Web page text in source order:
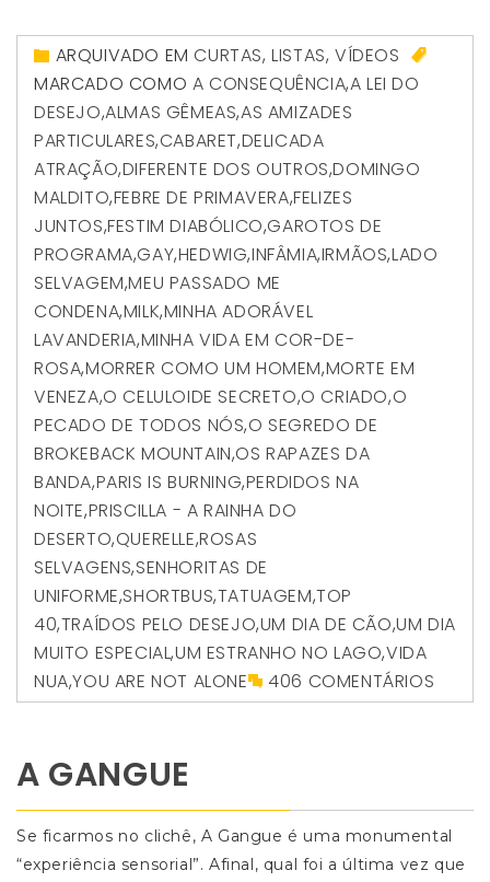
ARQUIVADO EMCURTAS,LISTAS,VÍDEOS
MARCADO COMO A CONSEQUÊNCIA,A LEI DO
DESEJO,ALMAS GÊMEAS,AS AMIZADES
PARTICULARES,CABARET,DELICADA
ATRAÇÃO,DIFERENTE DOS OUTROS,DOMINGO
MALDITO,FEBRE DE PRIMAVERA,FELIZES
JUNTOS,FESTIM DIABÓLICO,GAROTOS DE
PROGRAMA,GAY,HEDWIG,INFÂMIA,IRMÃOS,LADO
SELVAGEM,MEU PASSADO ME
CONDENA,MILK,MINHA ADORÁVEL
LAVANDERIA,MINHA VIDA EM COR-DE-
ROSA,MORRER COMO UM HOMEM,MORTE EM
VENEZA,O CELULOIDE SECRETO,O CRIADO,O
PECADO DE TODOS NÓS,O SEGREDO DE
BROKEBACK MOUNTAIN,OS RAPAZES DA
BANDA,PARIS IS BURNING,PERDIDOS NA
NOITE,PRISCILLA - A RAINHA DO
DESERTO,QUERELLE,ROSAS
SELVAGENS,SENHORITAS DE
UNIFORME,SHORTBUS,TATUAGEM,TOP
40,TRAÍDOS PELO DESEJO,UM DIA DE CÃO,UM DIA
MUITO ESPECIAL,UM ESTRANHO NO LAGO,VIDA
NUA,YOU ARE NOT ALONE 406 COMENTÁRIOS
A GANGUE
Se ficarmos no clichê, A Gangue é uma monumental
“experiência sensorial”. Afinal, qual foi a última vez que